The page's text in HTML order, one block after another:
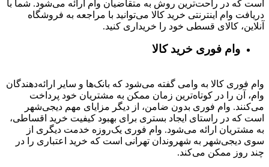
است که در راحت‌ترین روش به متقاضیان وام ارائه می‌شود. شما با
دریافت وام اینترنتی خرید کالا می‌توانید با مراجعه به فروشگاه
آنلاین، کالای قسطی خود را خریداری کنید.
وام فوری خرید کالا
وام فوری کالا به وامی گفته می‌شود که بانک‌ها و سایر ارائه‌دهندگان
وام، آن را در کوتاه‌ترین زمان ممکن به مشتریان خود پرداخت
می‌کنند. وام فوری بدون ضامن، از دیگر مزایای مهم دیجی‌شهر
است که در راستای ایجاد بستری برای بهبود کیفیت خرید اقساطی،
به مشتریان ارائه می‌شود. وام فوری یک‌روزه خدمت دیگری از
سوی دیجی‌شهر به شهروندان تهرانی است که خرید اعتباری را در
چند روز ممکن می‌کند.